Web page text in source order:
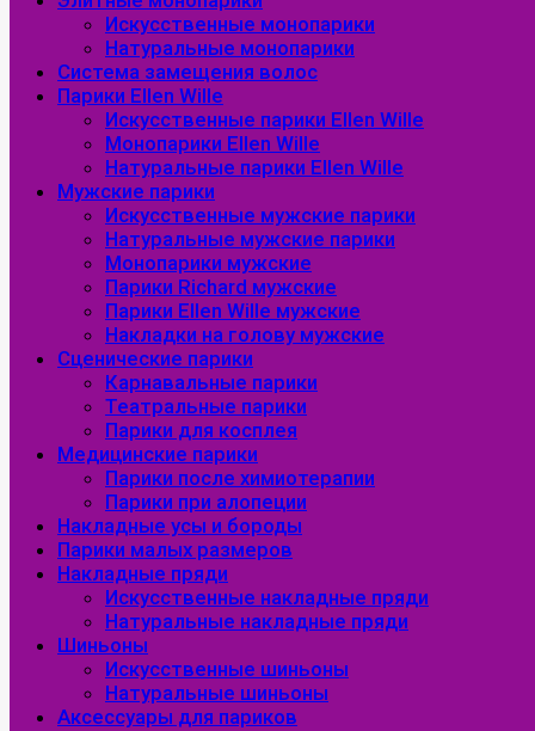
Искусственные монопарики
Натуральные монопарики
Система замещения волос
Парики Ellen Wille
Искусственные парики Ellen Wille
Монопарики Ellen Wille
Натуральные парики Ellen Wille
Мужские парики
Искусственные мужские парики
Натуральные мужские парики
Монопарики мужские
Парики Richard мужские
Парики Ellen Wille мужские
Накладки на голову мужские
Сценические парики
Карнавальные парики
Театральные парики
Парики для косплея
Медицинские парики
Парики после химиотерапии
Парики при алопеции
Накладные усы и бороды
Парики малых размеров
Накладные пряди
Искусственные накладные пряди
Натуральные накладные пряди
Шиньоны
Искусственные шиньоны
Натуральные шиньоны
Аксессуары для париков